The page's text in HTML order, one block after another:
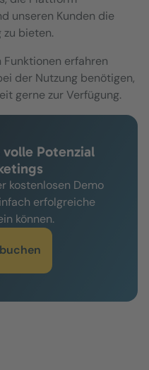
unseren Kunden die
bieten.
Funktionen erfahren
der Nutzung benötigen,
gerne zur Verfügung.
volle Potenzial
kostenlosen Demo
erfolgreiche
können.